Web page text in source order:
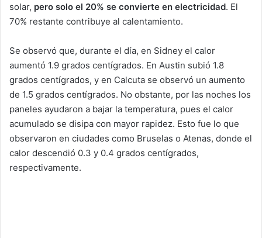
solar, pero solo el 20% se convierte en electricidad. El
70% restante contribuye al calentamiento.
Se observó que, durante el día, en Sidney el calor
aumentó 1.9 grados centígrados. En Austin subió 1.8
grados centígrados, y en Calcuta se observó un aumento
de 1.5 grados centígrados. No obstante, por las noches los
paneles ayudaron a bajar la temperatura, pues el calor
acumulado se disipa con mayor rapidez. Esto fue lo que
observaron en ciudades como Bruselas o Atenas, donde el
calor descendió 0.3 y 0.4 grados centígrados,
respectivamente.